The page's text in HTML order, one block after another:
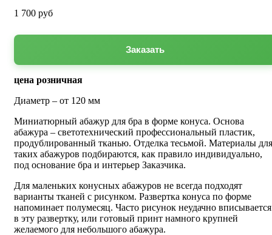
1 700 руб
Заказать
цена розничная
Диаметр – от 120 мм
Миниатюрный абажур для бра в форме конуса. Основа
абажура – светотехнический профессиональный пластик,
продублированный тканью. Отделка тесьмой. Материалы для
таких абажуров подбираются, как правило индивидуально,
под основание бра и интерьер Заказчика.
Для маленьких конусных абажуров не всегда подходят
варианты тканей с рисунком. Развертка конуса по форме
напоминает полумесяц. Часто рисунок неудачно вписывается
в эту развертку, или готовый принт намного крупней
желаемого для небольшого абажура.